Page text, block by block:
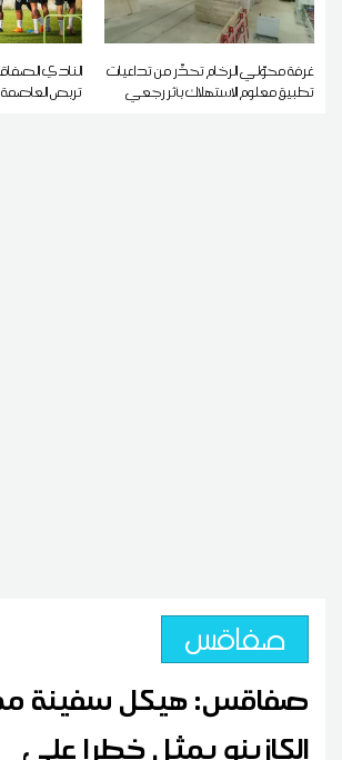
غرفة محوّلي الرخام تحذّر من تداعيات
تطبيق معلوم الاستهلاك بأثر رجعي
النادي
تربص العاصمة
صفاقس
صفاقس: هيكل سفينة
الكازينو يمثل خطرا على